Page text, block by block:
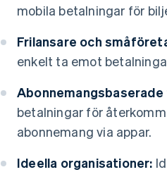
mobila betalningar för
Frilansare och
enkelt ta emot
betalningar för
abonnemang via appar.
Ideella organisationer: